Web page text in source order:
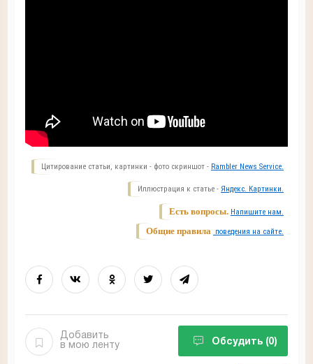
Цитирование статьи, картинки - фото скриншот - Rambler News Service.
Иллюстрация к статье - Яндекс. Картинки.
Есть вопросы. Напишите нам.
Общие правила поведения на сайте.
Добавить
в мою ленту
Обсудить (0)